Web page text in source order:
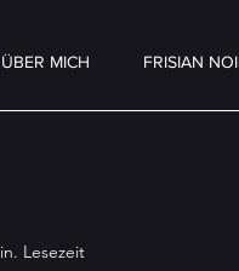
ÜBER MICH FRISIAN
Lesezeit